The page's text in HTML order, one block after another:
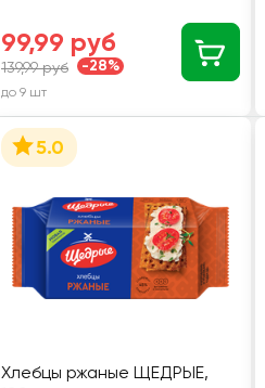
99,99 руб
139,99 руб -28%
до 9 шт
5.0
Хлебцы ржаные ЩЕДРЫЕ,